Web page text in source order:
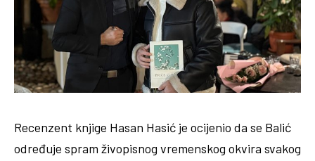
Recenzent knjige Hasan Hasić je ocijenio da se Balić
određuje spram živopisnog vremenskog okvira svakog